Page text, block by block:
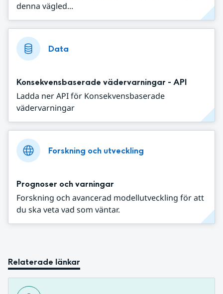
denna vägled...
Data
Konsekvensbaserade vädervarningar - API
Ladda ner API för Konsekvensbaserade
vädervarningar
Forskning och utveckling
Prognoser och varningar
Forskning och avancerad modellutveckling för att
du ska veta vad som väntar.
Relaterade länkar